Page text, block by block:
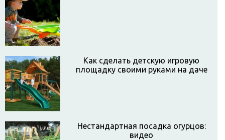
Как сделать детскую игровую
площадку своими руками на даче
Нестандартная посадка огурцов:
видео